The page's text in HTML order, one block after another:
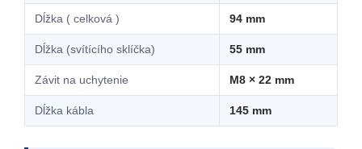
Dĺžka ( celková ) 94 mm
Dĺžka (svítícího sklíčka) 55 mm
Závit na uchytenie M8 × 22 mm
Dĺžka kábla 145 mm